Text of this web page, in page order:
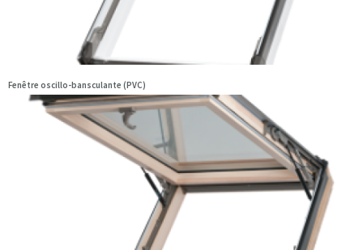
Fenêtre oscillo-bansculante (PVC)